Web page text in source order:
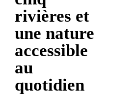
rivières et
une nature
accessible
au
quotidien